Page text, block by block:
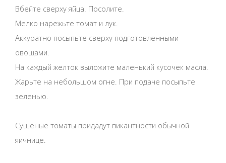
Вбейте сверху яйца. Посолите.
Мелко нарежьте томат и лук.
Аккуратно посыпьте сверху подготовленными
овощами.
На каждый желток выложите маленький кусочек масла.
Жарьте на небольшом огне. При подаче посыпьте
зеленью.
Сушеные томаты придадут пикантности обычной
яичнице.